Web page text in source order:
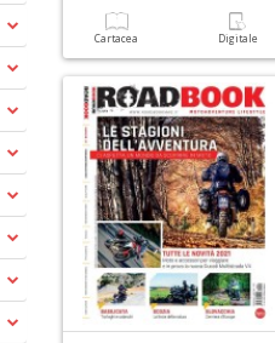
Cartacea Digitale